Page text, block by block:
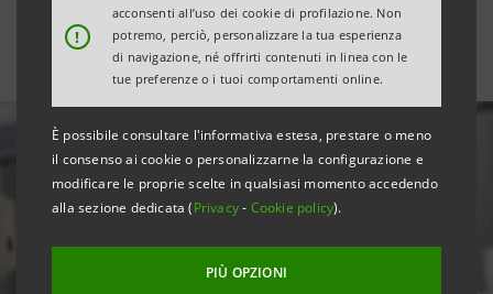
!
acconsenti all’uso dei cookie di profilazione. Non
potremo, perciò, personalizzare la tua esperienza
di navigazione, né offrirti contenuti in linea con le
tue preferenze o i tuoi comportamenti online.
È possibile consultare l'informativa estesa, prestare o meno
il consenso ai cookie o personalizzarne la configurazione e
modificare le proprie scelte in qualsiasi momento accedendo
alla sezione dedicata (Privacy- Cookie policy).
PIÙ OPZIONI